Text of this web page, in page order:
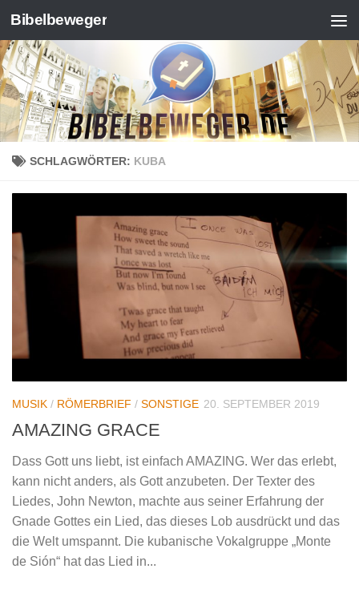
Zum Inhalt springen
Bibelbeweger
SCHLAGWÖRTER: KUBA
MUSIK / RÖMERBRIEF / SONSTIGE 20. SEPTEMBER 2019
AMAZING GRACE
Dass Gott uns liebt, ist einfach AMAZING. Wer das erlebt,
kann nicht anders, als Gott anzubeten. Der Texter des
Liedes, John Newton, machte aus seiner Erfahrung der
Gnade Gottes ein Lied, das dieses Lob ausdrückt und das
die Welt umspannt. Die kubanische Vokalgruppe „Monte
de Sión“ hat das Lied in...